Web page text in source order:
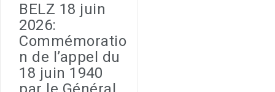
BELZ 18 juin
2026:
Commémoratio
n de l’appel du
18 juin 1940